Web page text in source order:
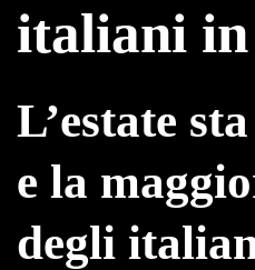
italiani
L’estate
e la
degli